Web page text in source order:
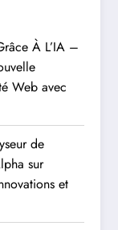
À L’IA –
Web avec
de
sur
et